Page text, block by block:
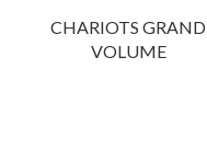
CHARIOTS GRAND
VOLUME